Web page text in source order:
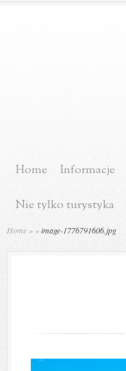
Home Informacje
Nie tylko turystyka
Home » »image-1776791606.jpg